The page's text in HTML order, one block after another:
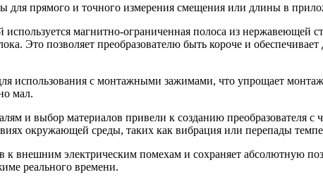
для прямого и точного измерения смещения или длины в
магнитно-ограниченная полоса из нержавеющей
Это позволяет преобразователю быть короче и
использования с монтажными зажимами, что упрощает
мал.
и выбор материалов привели к созданию преобразователя
окружающей среды, таких как вибрация или перепады
внешним электрическим помехам и сохраняет абсолютную
реального времени.